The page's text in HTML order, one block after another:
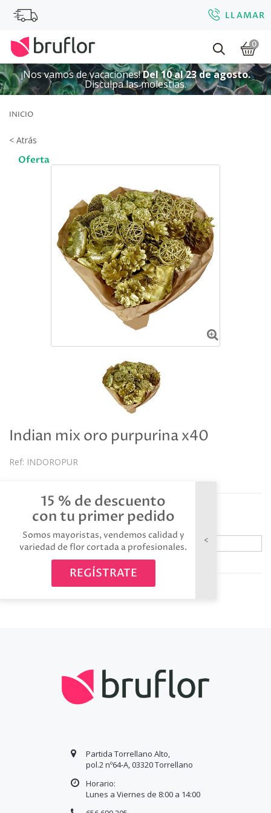
15 % de descuento
con tu primer pedido
Somos mayoristas, vendemos calidad y
variedad de flor cortada a profesionales.
REGÍSTRATE
LLAMAR
0
¡Nos vamos de vacaciones!Del 10 al 23 de agosto.
Disculpa las molestias.
INICIO
< Atrás
Oferta
Indian mix oro purpurina x40
Ref: INDOROPUR
Referencia: INDOROPUR
Avísame cuando esté disponible
Partida Torrellano Alto,
pol.2 nº64-A, 03320 Torrellano
Horario:
Lunes a Viernes de 8:00 a 14:00